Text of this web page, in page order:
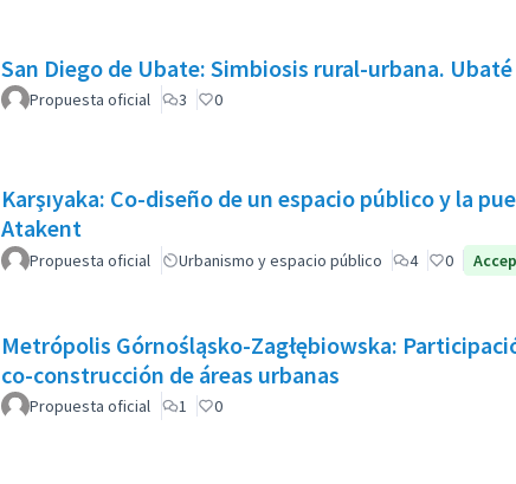
San Diego de Ubate: Simbiosis rural-urbana.
Propuesta oficial 3 0
Karşıyaka: Co-diseño de un espacio público y la
Atakent
Propuesta oficial Urbanismo y espacio público 4 0
Metrópolis Górnośląsko-Zagłębiowska:
co-construcción de áreas urbanas
Propuesta oficial 1 0